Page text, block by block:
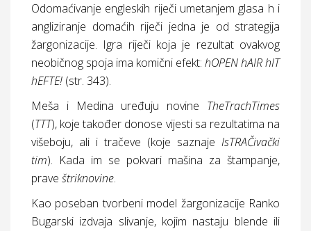
Odomaćivanje engleskih riječi umetanjem glasa h i
angliziranje domaćih riječi jedna je od strategija
žargonizacije. Igra riječi koja je rezultat ovakvog
neobičnog spoja ima komični efekt: hOPEN hAIR hIT
hEFTE! (str. 343).
Meša i Medina uređuju novine TheTrachTimes
(TTT), koje također donose vijesti sa rezultatima na
višeboju, ali i tračeve (koje saznaje IsTRAČivački
tim). Kada im se pokvari mašina za štampanje,
prave štriknovine.
Kao poseban tvorbeni model žargonizacije Ranko
Bugarski izdvaja slivanje, kojim nastaju blende ili